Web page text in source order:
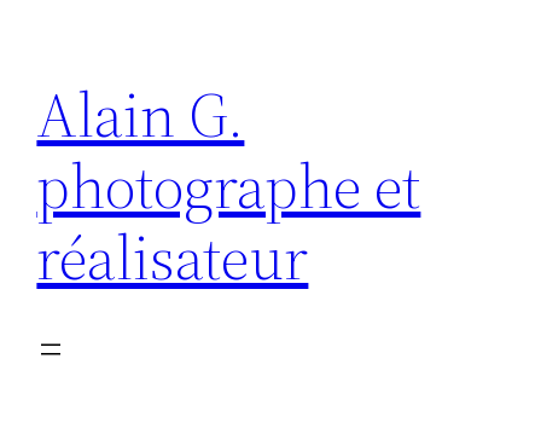
contenu
Alain G.
photographe et
réalisateur